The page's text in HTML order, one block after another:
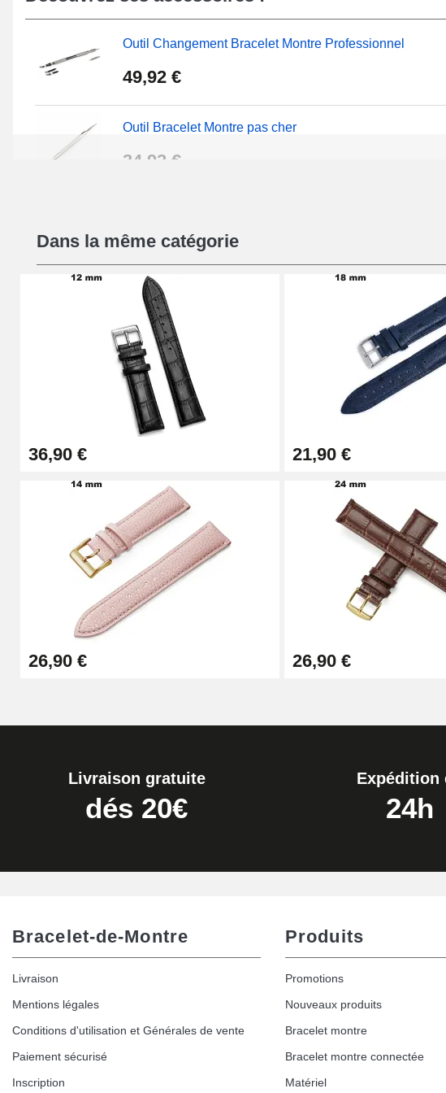
l'ancien bracelet montre fatigué. Créé grâce à du cuir véritable, ce
bracelet grain lézard montre comporte une attache ardillon robuste.
l'ensemble des fermetures à l'intérieur de la section
notre boutique de bracelet de montre.
Outil Changement Bracelet Montre Professionnel
49,92 €
Outil Bracelet Montre pas cher
34,92 €
16,90 €
Pied à Coulisse Numérique
9,90 €
Pince à Poinçonner (pince trou)
57,42 €
Pince Trou pour Bracelet de Montre
10,90 €
Kit Horlogerie Débutant
26,90 €
Extracteur de Bracelet de Montre Facile
Dans la même catégorie
36,90 € 21,90 €
26,90 € 26,90 €
Livraison gratuite
dés 20€
Expédition
24h
Bracelet-de-Montre
Livraison
Mentions légales
Conditions d'utilisation et Générales de vente
Paiement sécurisé
Inscription
Produits
Promotions
Nouveaux produits
Bracelet montre
Bracelet montre connectée
Matériel